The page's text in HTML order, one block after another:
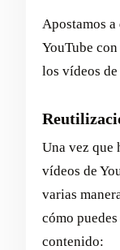
Apostamos
YouTube
los vídeos
Una vez que
vídeos de
varias
cómo
contenido: